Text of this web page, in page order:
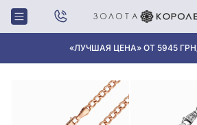
«ЛУЧШАЯ ЦЕНА» ОТ 5945
Главная Цепочки Цепочки в
ЦЕПОЧКИ В